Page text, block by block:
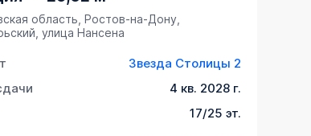
область, Ростов-на-Дону,
улица Нансена
Звезда Столицы 2
4 кв. 2028 г.
17/25 эт.